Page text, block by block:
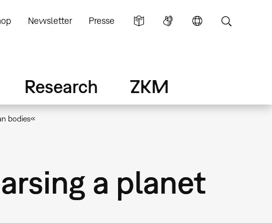
Newsletter Presse
Research ZKM
bodies«
a planet